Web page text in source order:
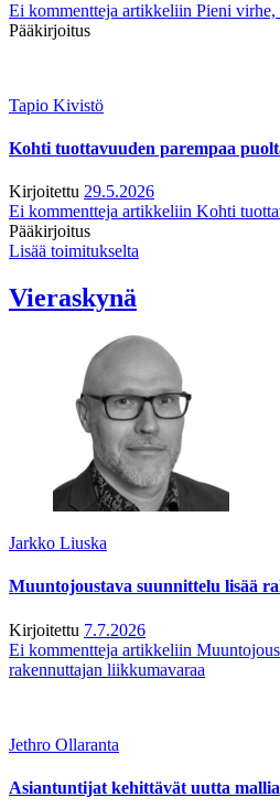
Ei kommentteja artikkeliin Pieni virhe,
Pääkirjoitus
Tapio Kivistö
Kohti tuottavuuden parempaa
Kirjoitettu 29.5.2026
Ei kommentteja artikkeliin Kohti
Pääkirjoitus
Lisää toimitukselta
Vieraskynä
Jarkko Liuska
Muuntojoustava suunnittelu lisää
Kirjoitettu 7.7.2026
Ei kommentteja artikkeliin
rakennuttajan liikkumavaraa
Jethro Ollaranta
Asiantuntijat kehittävät uutta mallia